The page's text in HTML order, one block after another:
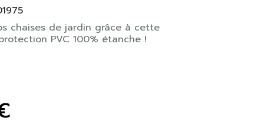
chaises de jardin grâce à cette
PVC 100% étanche !